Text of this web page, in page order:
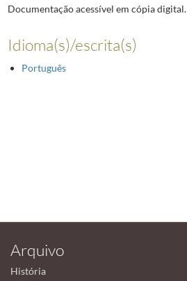
Documentação acessível em cópia digital.
Idioma(s)/escrita(s)
Português
Arquivo
História